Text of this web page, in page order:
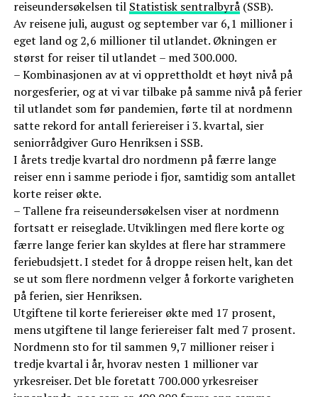
reiseundersøkelsen til Statistisk sentralbyrå(SSB).
Av reisene juli, august og september var 6,1 millioner i
eget land og 2,6 millioner til utlandet. Økningen er
størst for reiser til utlandet – med 300.000.
– Kombinasjonen av at vi opprettholdt et høyt nivå på
norgesferier, og at vi var tilbake på samme nivå på ferier
til utlandet som før pandemien, førte til at nordmenn
satte rekord for antall feriereiser i 3. kvartal, sier
seniorrådgiver Guro Henriksen i SSB.
I årets tredje kvartal dro nordmenn på færre lange
reiser enn i samme periode i fjor, samtidig som antallet
korte reiser økte.
– Tallene fra reiseundersøkelsen viser at nordmenn
fortsatt er reiseglade. Utviklingen med flere korte og
færre lange ferier kan skyldes at flere har strammere
feriebudsjett. I stedet for å droppe reisen helt, kan det
se ut som flere nordmenn velger å forkorte varigheten
på ferien, sier Henriksen.
Utgiftene til korte feriereiser økte med 17 prosent,
mens utgiftene til lange feriereiser falt med 7 prosent.
Nordmenn sto for til sammen 9,7 millioner reiser i
tredje kvartal i år, hvorav nesten 1 millioner var
yrkesreiser. Det ble foretatt 700.000 yrkesreiser